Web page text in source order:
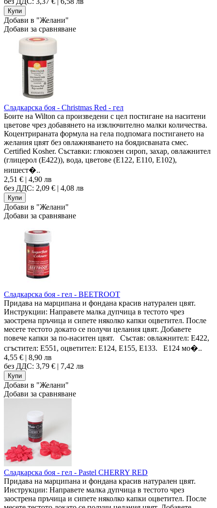
Добави в "Желани"
Добави за сравняване
Сладкарска боя - Christmas Red - гел
Боите на Wilton са произведени с цел постигане на наситени
цветове чрез добавянето на изключително малки количества.
Коцентрираната формула на гела подпомага постигането на
желания цвят без овлажняването на боядисваната смес.
Certified Kosher. Съставки: глюкозен сироп, захар, овлажнител
(глицерол (E422)), вода, цветове (E122, E110, E102),
нишест�..
2,51 € | 4,90 лв
без ДДС: 2,09 € | 4,08 лв
Добави в "Желани"
Добави за сравняване
Сладкарска боя - гел - BEETROOT
Придава на марципана и фондана красив натурален цвят.
Инструкции: Направете малка дупчица в тестото чрез
заострена пръчица и сипете няколко капки оцветител. После
месете тестото докато се получи целания цвят. Добавете
повече капки за по-наситен цвят. Състав: овлажнител: E422,
сгъстител: E551, оцветител: E124, E155, E133. Е124 мо�..
4,55 € | 8,90 лв
без ДДС: 3,79 € | 7,42 лв
Добави в "Желани"
Добави за сравняване
Сладкарска боя - гел - Pastel CHERRY RED
Придава на марципана и фондана красив натурален цвят.
Инструкции: Направете малка дупчица в тестото чрез
заострена пръчица и сипете няколко капки оцветител. После